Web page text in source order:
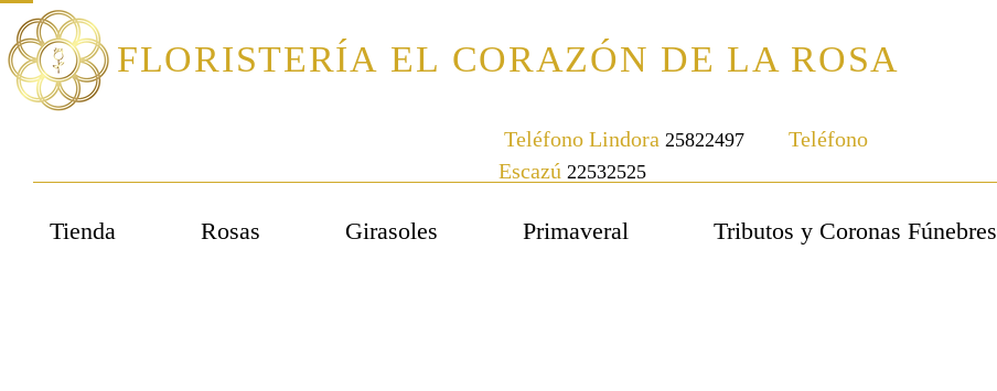
FLORISTERÍA EL CORAZÓN DE LA ROSA
Teléfono Lindora 25822497 Teléfono
Escazú 22532525
Tienda Rosas Girasoles Primaveral Tributos y Coronas Fúnebres